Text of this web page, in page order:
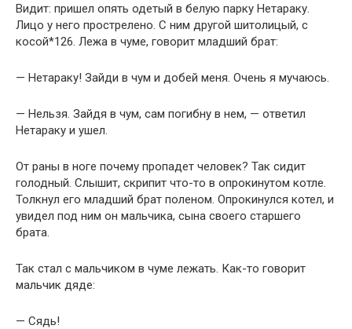
Видит: пришел опять одетый в белую парку Нетараку.
Лицо у него прострелено. С ним другой шитолицый, с
косой*126. Лежа в чуме, говорит младший брат:
— Нетараку! Зайди в чум и добей меня. Очень я мучаюсь.
— Нельзя. Зайдя в чум, сам погибну в нем, — ответил
Нетараку и ушел.
От раны в ноге почему пропадет человек? Так сидит
голодный. Слышит, скрипит что-то в опрокинутом котле.
Толкнул его младший брат поленом. Опрокинулся котел, и
увидел под ним он мальчика, сына своего старшего
брата.
Так стал с мальчиком в чуме лежать. Как-то говорит
мальчик дяде:
— Сядь!